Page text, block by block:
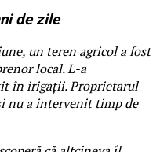
de zile
un teren agricol a fost
local. L-a
în irigații. Proprietarul
nu a intervenit timp de